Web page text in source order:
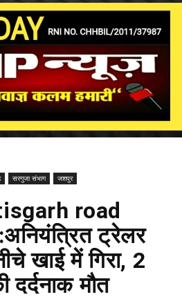
सरगुजा संभाग जशपुर
road
ट्रेलर
खाई में गिरा, 2
दर्दनाक मौत